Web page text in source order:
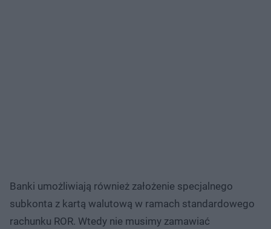
Banki umożliwiają również założenie specjalnego
subkonta z kartą walutową w ramach standardowego
rachunku ROR. Wtedy nie musimy zamawiać